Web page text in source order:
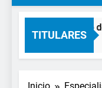
TITULARES
El impacto
1 Día Atrás